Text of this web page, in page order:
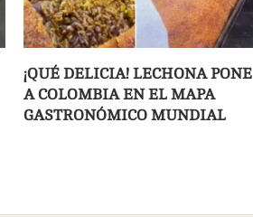
¡QUÉ DELICIA! LECHONA PONE
A COLOMBIA EN EL MAPA
GASTRONÓMICO MUNDIAL